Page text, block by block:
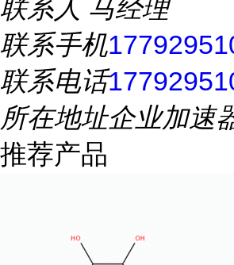
联系人 马经理
联系手机
联系电话
所在地址企业加速
推荐产品